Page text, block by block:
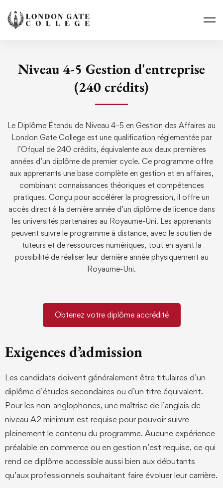
Niveau 4-5 Gestion d'entreprise
(240 crédits)
Le Diplôme Étendu de Niveau 4–5 en Gestion des Affaires au
London Gate College est une qualification réglementée par
l’Ofqual de 240 crédits, équivalente aux deux premières
années d’un diplôme de premier cycle. Ce programme offre
aux apprenants une base complète en gestion et en affaires,
combinant connaissances théoriques et compétences
pratiques. Conçu pour accélérer la progression, il offre un
accès direct à la dernière année d’un diplôme de licence dans
les universités partenaires au Royaume-Uni. Les apprenants
peuvent suivre le programme à distance, avec le soutien de
tuteurs et de ressources numériques, tout en ayant la
possibilité de réaliser leur dernière année physiquement au
Royaume-Uni.
Obtenez votre diplôme accrédité
Exigences d’admission
Les candidats doivent généralement être titulaires d’un
diplôme d’études secondaires ou d’un titre équivalent.
Pour les non-anglophones, une maîtrise de l’anglais de
niveau A2 minimum est requise pour pouvoir suivre
pleinement le contenu du programme. Aucune expérience
préalable en commerce ou en gestion n’est requise, ce qui
rend ce diplôme accessible aussi bien aux débutants
qu’aux professionnels souhaitant faire évoluer leur carrière.